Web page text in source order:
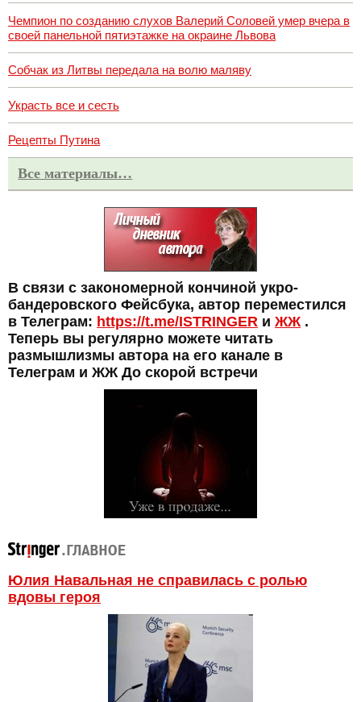
Чемпион по созданию слухов Валерий Соловей умер вчера в
своей панельной пятиэтажке на окраине Львова
Собчак из Литвы передала на волю маляву
Украсть все и сесть
Рецепты Путина
Все материалы…
В связи с закономерной кончиной укро-
бандеровского Фейсбука, автор переместился
в Телеграм: https://t.me/ISTRINGER и ЖЖ.
Теперь вы регулярно можете читать
размышлизмы автора на его канале в
Телеграм и ЖЖ До скорой встречи
Юлия Навальная не справилась с ролью
вдовы героя